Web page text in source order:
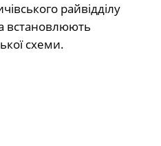
райвідділу
встановлюють
схеми.